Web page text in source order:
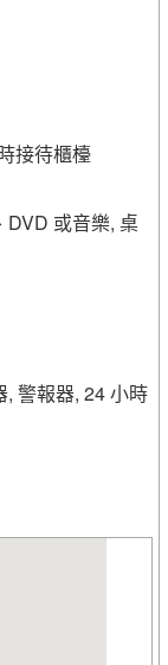
接待櫃檯
DVD 或音樂, 桌
警報器, 24 小時